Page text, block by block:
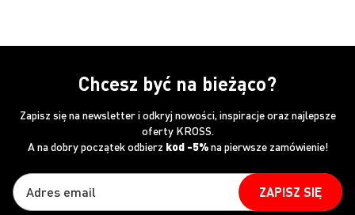
Chcesz być na bieżąco?
Zapisz się na newsletter i odkryj nowości, inspiracje oraz najlepsze
oferty KROSS.
A na dobry początek odbierz kod -5%na pierwsze zamówienie!
ZAPISZ SIĘ